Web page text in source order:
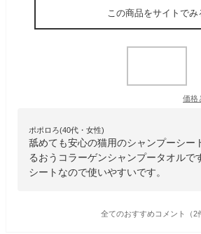
この商品をサイトでみ
価格
ポポロろ(40代・女性)
舐めても安心の猫用のシャンプーシー
るおうコラーゲンシャンプータオルで
シートなので使いやすいです。
全てのおすすめコメント（2